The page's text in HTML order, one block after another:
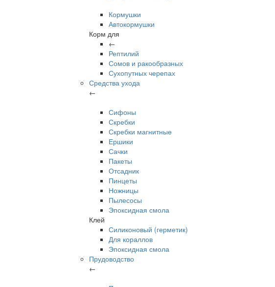
Кормушки
Автокормушки
Корм для
←
Рептилий
Сомов и ракообразных
Сухопутных черепах
Средства ухода
←
Сифоны
Скребки
Скребки магнитные
Ершики
Сачки
Пакеты
Отсадник
Пинцеты
Ножницы
Пылесосы
Эпоксидная смола
Клей
Силиконовый (герметик)
Для кораллов
Эпоксидная смола
Прудоводство
←